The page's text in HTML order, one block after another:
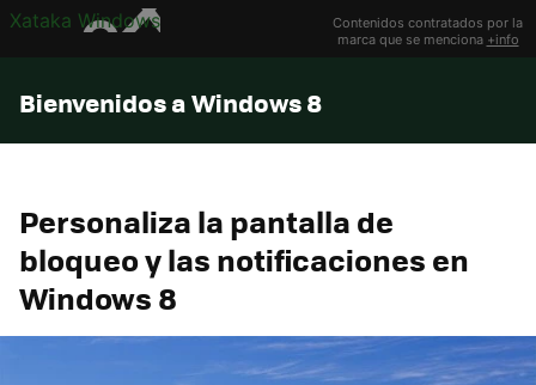
Contenidos contratados por la
marca que se menciona +info
Xataka Windows
Bienvenidos a Windows 8
Personaliza la pantalla de
bloqueo y las notificaciones en
Windows 8